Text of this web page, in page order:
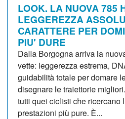
LOOK. LA NUOVA 785
LEGGEREZZA
CARATTERE PER
PIU' DURE
Dalla Borgogna arriva la
vette: leggerezza estrema,
guidabilità totale per domare
disegnare le traiettorie
tutti quei ciclisti che ricercano
prestazioni più pure. È...